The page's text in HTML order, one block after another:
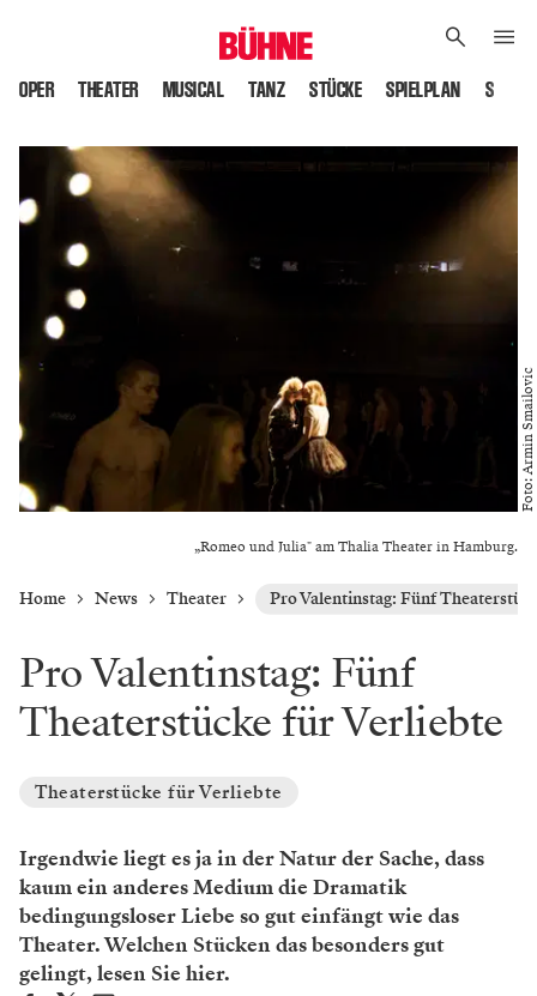
OPER THEATER MUSICAL TANZ STÜCKE SPIELPLAN
„Romeo und Julia" am Thalia Theater in Hamburg.
Foto: Armin Smailovic
Home News Theater Pro Valentinstag: Fünf
Pro Valentinstag: Fünf
Theaterstücke für Verliebte
Theaterstücke für Verliebte
Irgendwie liegt es ja in der Natur der Sache, dass
kaum ein anderes Medium die Dramatik
bedingungsloser Liebe so gut einfängt wie das
Theater. Welchen Stücken das besonders gut
gelingt, lesen Sie hier.